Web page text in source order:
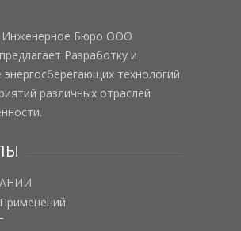
Инженерное Бюро ООО
Разработку и
энергосберегающих технологий
различных отраслей